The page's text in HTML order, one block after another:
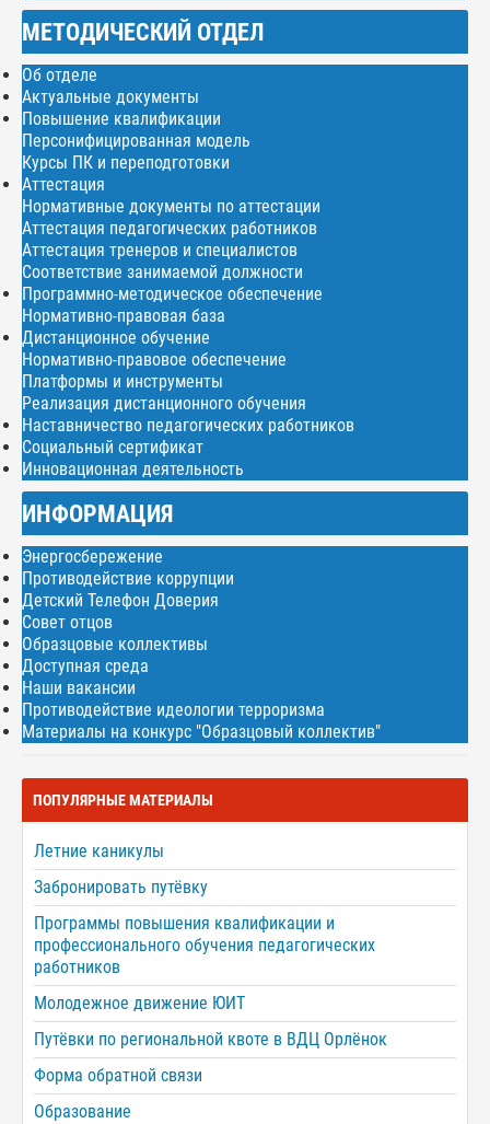
МЕТОДИЧЕСКИЙ ОТДЕЛ
Об отделе
Актуальные документы
Повышение квалификации
Персонифицированная модель
Курсы ПК и переподготовки
Аттестация
Нормативные документы по аттестации
Аттестация педагогических работников
Аттестация тренеров и специалистов
Соответствие занимаемой должности
Программно-методическое обеспечение
Нормативно-правовая база
Дистанционное обучение
Нормативно-правовое обеспечение
Платформы и инструменты
Реализация дистанционного обучения
Наставничество педагогических работников
Социальный сертификат
Инновационная деятельность
ИНФОРМАЦИЯ
Энергосбережение
Противодействие коррупции
Детский Телефон Доверия
Совет отцов
Образцовые коллективы
Доступная среда
Наши вакансии
Противодействие идеологии терроризма
Материалы на конкурс "Образцовый коллектив"
ПОПУЛЯРНЫЕ МАТЕРИАЛЫ
Летние каникулы
Забронировать путёвку
Программы повышения квалификации и
профессионального обучения педагогических
работников
Молодежное движение ЮИТ
Путёвки по региональной квоте в ВДЦ Орлёнок
Форма обратной связи
Образование